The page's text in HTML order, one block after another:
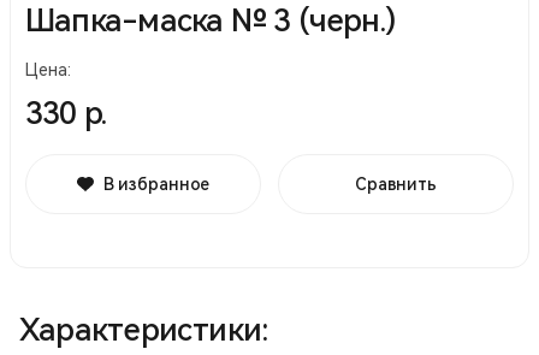
Шапка-маска № 3 (черн.)
Цена:
330 р.
В избранное Сравнить
Характеристики: